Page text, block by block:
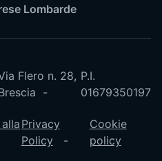
Lombarde
Flero n. 28, P.I.
01679350197
Privacy
Policy
Cookie
policy